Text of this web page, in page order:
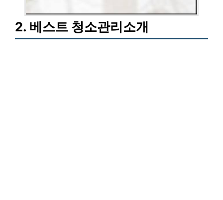
2. 베스트 청소관리소개